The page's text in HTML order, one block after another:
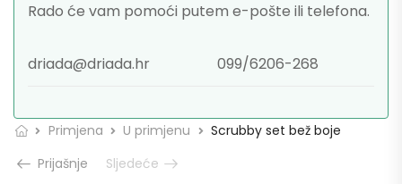
Rado će vam pomoći putem e-pošte ili telefona.
driada@driada.hr 099/6206-268
Primjena U primjenu
Scrubby set bež boje
Prijašnje
Sljedeće